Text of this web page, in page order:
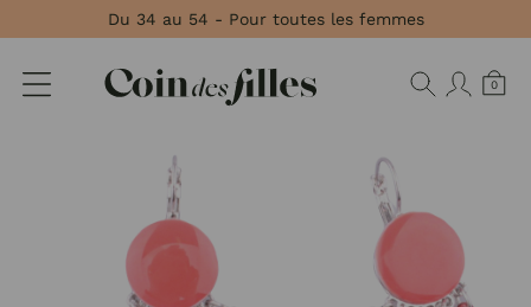
Du 34 au 54 - Pour toutes les femmes
0
Panneau de gestion des cookies